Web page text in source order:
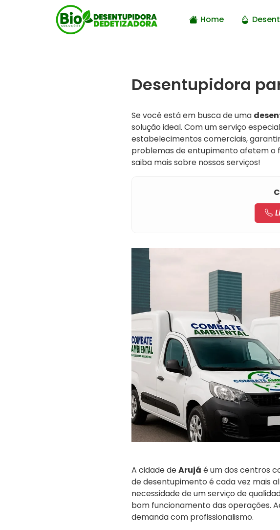
Home
Desentupidora
Se você está em busca de uma
solução ideal. Com um serviço
estabelecimentos comerciais,
problemas de entupimento afetem o
saiba mais sobre nossos serviços!
A cidade deArujá é um dos centros
de desentupimento é cada vez mais
necessidade de um serviço de
bom funcionamento das operações.
demanda com profissionalismo.